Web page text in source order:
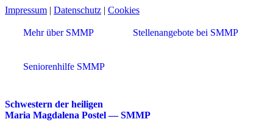
Impressum | Datenschutz | Cookies
Mehr über SMMP Stellenangebote bei SMMP
Seniorenhilfe SMMP
Schwestern der heiligen
Maria Magdalena Postel — SMMP